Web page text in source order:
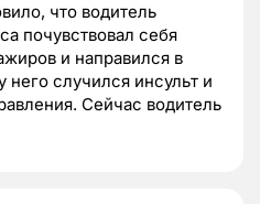
что водитель
почувствовал себя
и направился в
случился инсульт и
Сейчас водитель